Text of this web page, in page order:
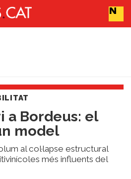
a Bordeus: el
model
al col·lapse estructural
més influents del